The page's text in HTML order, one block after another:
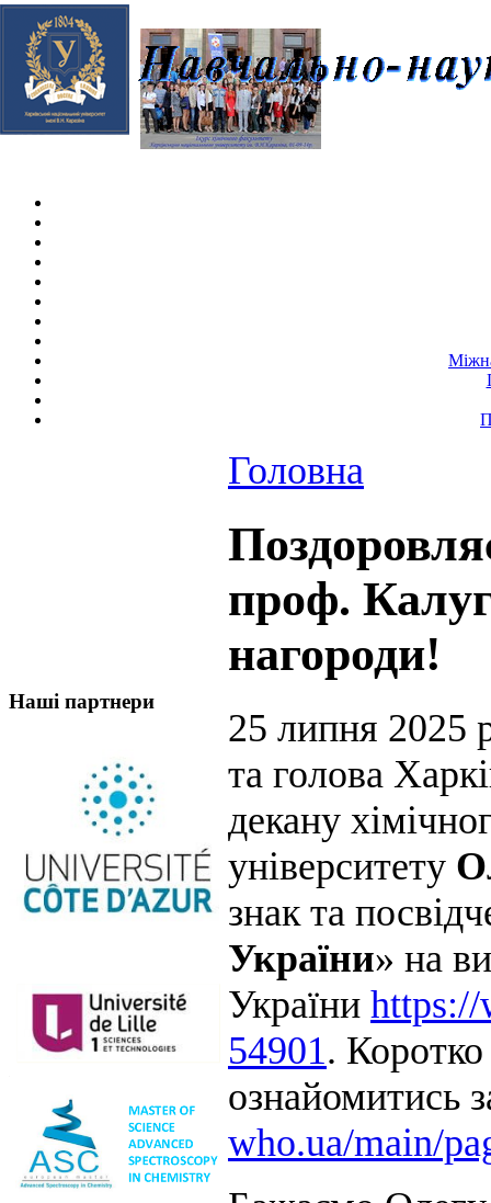
Skip navigation
Наші партнери
Головна
проф.
нагороди!
25 липня 2025
та голова
декану
університету
знак та
України» на
України https://
54901.
ознайомитись
who.ua/main/